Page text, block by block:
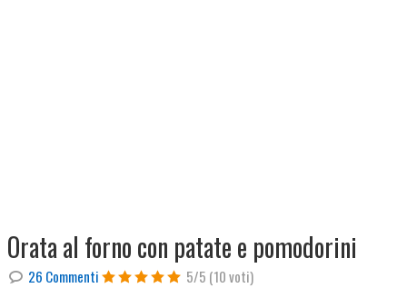
Orata al forno con patate e pomodorini
26 Commenti 5/5 (10 voti)